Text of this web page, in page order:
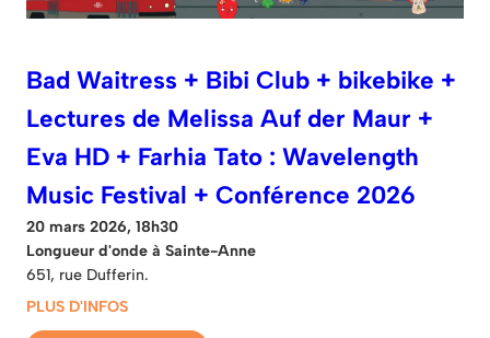
Bad Waitress + Bibi Club + bikebike +
Lectures de Melissa Auf der Maur +
Eva HD + Farhia Tato : Wavelength
Music Festival + Conférence 2026
20 mars 2026, 18h30
Longueur d'onde à Sainte-Anne
651, rue Dufferin.
PLUS D'INFOS